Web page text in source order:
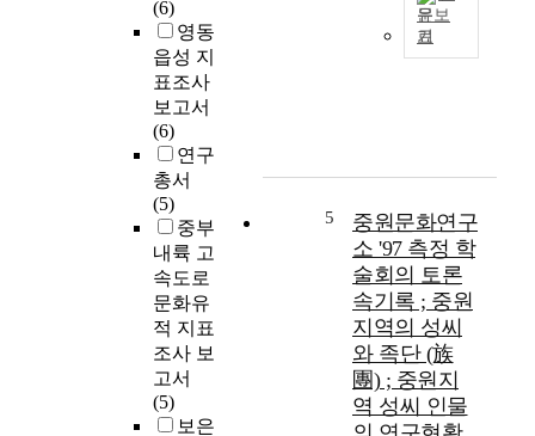
(6)
영동
읍성 지
표조사
보고서
(6)
연구
총서
(5)
중부
내륙 고
속도로
문화유
적 지표
조사 보
고서
(5)
보은
산
문보
기
5
중원문화연구
소 '97 측정 학
술회의 토론
속기록 ; 중원
지역의 성씨
와 족단 (族
團) ; 중원지
역 성씨 인물